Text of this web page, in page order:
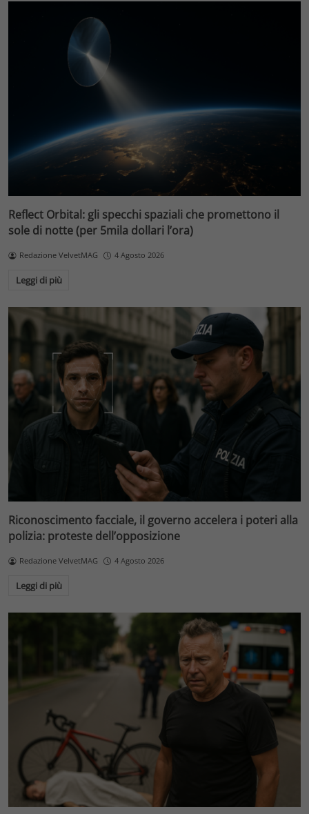
Reflect Orbital: gli specchi spaziali che promettono il
sole di notte (per 5mila dollari l’ora)
Redazione VelvetMAG 4 Agosto 2026
Leggi di più
Riconoscimento facciale, il governo accelera i poteri alla
polizia: proteste dell’opposizione
Redazione VelvetMAG 4 Agosto 2026
Leggi di più